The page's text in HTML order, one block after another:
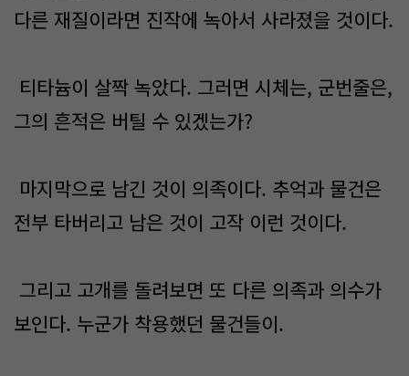
다른 재질이라면 진작에 녹아서 사라졌을 것이다.
티타늄이 살짝 녹았다. 그러면 시체는, 군번줄은,
그의 흔적은 버틸 수 있겠는가?
마지막으로 남긴 것이 의족이다. 추억과 물건은
전부 타버리고 남은 것이 고작 이런 것이다.
그리고 고개를 돌려보면 또 다른 의족과 의수가
보인다. 누군가 착용했던 물건들이.